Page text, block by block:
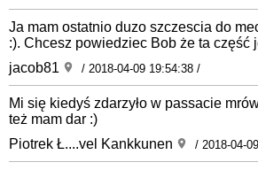
Ja mam ostatnio duzo szczescia do
:). Chcesz powiedziec Bob że ta część
jacob81
/ 2018-04-09 19:54:38 /
Mi się kiedyś zdarzyło w passacie
też mam dar :)
Piotrek Ł....vel Kankkunen
/ 2018-04-